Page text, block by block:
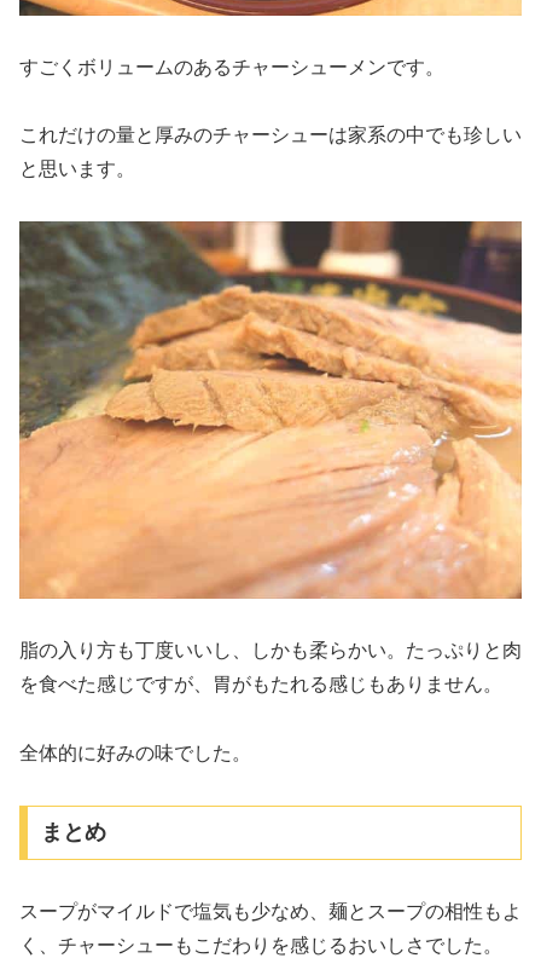
すごくボリュームのあるチャーシューメンです。
これだけの量と厚みのチャーシューは家系の中でも珍しい
と思います。
脂の入り方も丁度いいし、しかも柔らかい。たっぷりと肉
を食べた感じですが、胃がもたれる感じもありません。
全体的に好みの味でした。
まとめ
スープがマイルドで塩気も少なめ、麺とスープの相性もよ
く、チャーシューもこだわりを感じるおいしさでした。